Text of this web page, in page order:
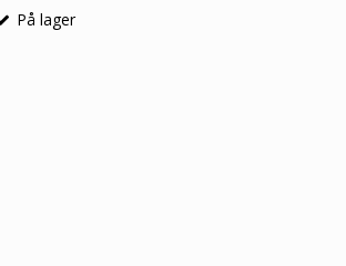
På lager